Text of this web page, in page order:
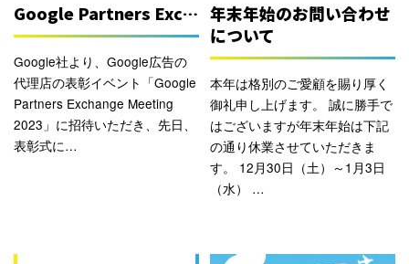
Google Partners Exc…
Google社より、Google広告の
代理店の表彰イベント「Google
Partners Exchange Meeting
2023」に招待いただき、先日、
表彰式に…
年末年始のお問い合わせ
について
本年は格別のご愛顧を賜り厚く
御礼申し上げます。 誠に勝手で
はございますが年末年始は下記
の通り休業させていただきま
す。 12月30日（土）～1月3日
（水） …